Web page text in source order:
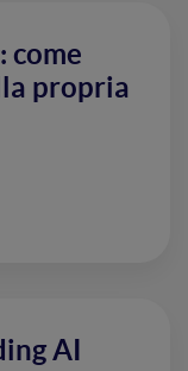
come
propria
AI